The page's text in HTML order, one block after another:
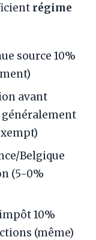
régime
source 10%
avant
généralement
Belgique
(5-0%
10%
(même)